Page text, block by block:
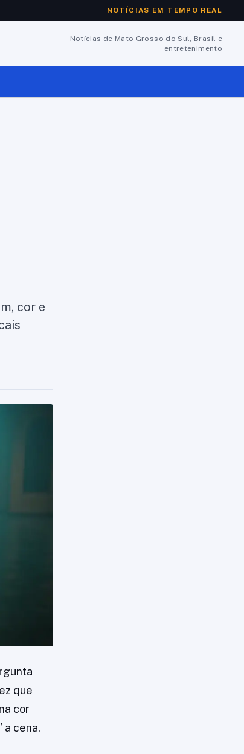
NOTÍCIAS EM TEMPO REAL
Notícias de Mato Grosso do Sul, Brasil e
entretenimento
cor e
que
cor
a cena.